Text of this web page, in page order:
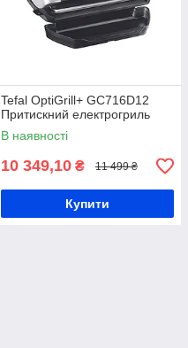
Tefal OptiGrill+ GC716D12
Притискний електрогриль
В наявності
10 349,10 ₴ 11 499 ₴
Купити